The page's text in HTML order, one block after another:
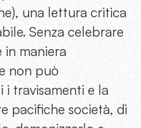
una lettura critica
Senza celebrare
in maniera
non può
travisamenti e la
pacifiche società, di